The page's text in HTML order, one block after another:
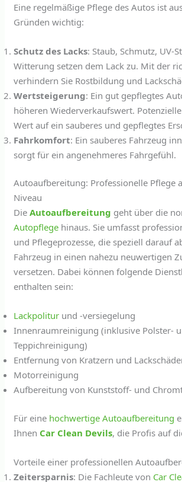
Eine regelmäßige Pflege des Autos ist
Gründen wichtig:
Schutz des Lacks: Staub, Schmutz, UV-
Witterung setzen dem Lack zu. Mit der
verhindern Sie Rostbildung und
Wertsteigerung: Ein gut gepflegtes
höheren Wiederverkaufswert.
Wert auf ein sauberes und gepflegtes
Fahrkomfort: Ein sauberes Fahrzeug
sorgt für ein angenehmeres Fahrgefühl.
Autoaufbereitung: Professionelle Pflege
Niveau
DieAutoaufbereitung geht über die
Autopflege hinaus. Sie umfasst
und Pflegeprozesse, die speziell darauf
Fahrzeug in einen nahezu neuwertigen
versetzen. Dabei können folgende
enthalten sein:
Lackpolitur und -versiegelung
Innenraumreinigung (inklusive Polster-
Teppichreinigung)
Entfernung von Kratzern und
Motorreinigung
Aufbereitung von Kunststoff- und
Für eine hochwertige Autoaufbereitung
Ihnen Car Clean Devils, die Profis auf
Vorteile einer professionellen
Zeitersparnis: Die Fachleute von Car